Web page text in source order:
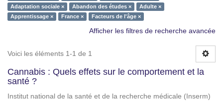
Adaptation sociale ×
Abandon des études ×
Adulte ×
Apprentissage ×
France × Facteurs de l'âge ×
Afficher les filtres de recherche avancée
Voici les éléments 1-1 de 1
Cannabis : Quels effets sur le comportement et la
santé ?
Institut national de la santé et de la recherche médicale (Inserm)